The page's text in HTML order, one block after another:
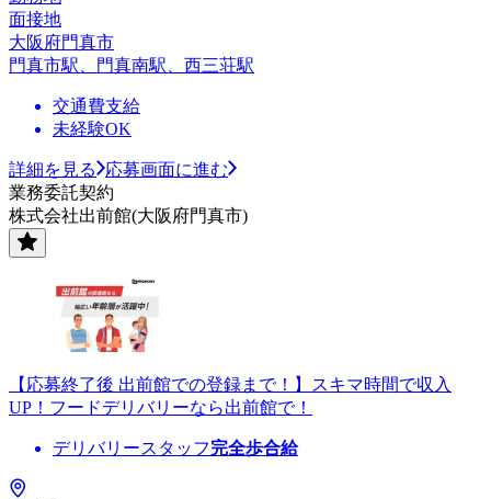
面接地
大阪府門真市
門真市駅、門真南駅、西三荘駅
交通費支給
未経験OK
詳細を見る
応募画面に進む
業務委託契約
株式会社出前館(大阪府門真市)
【応募終了後 出前館での登録まで！】スキマ時間で収入
UP！フードデリバリーなら出前館で！
デリバリースタッフ完全歩合給